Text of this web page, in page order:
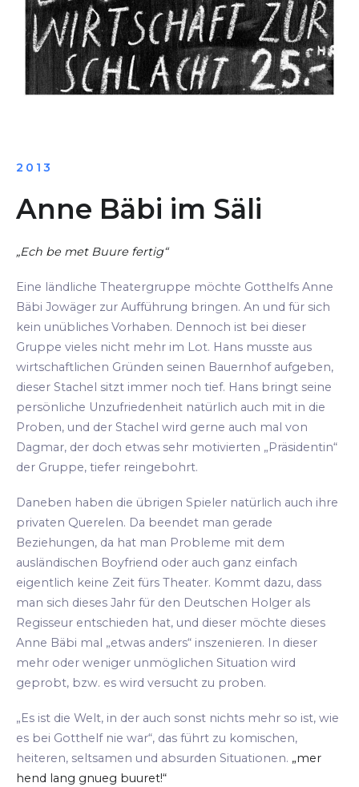
2013
Anne Bäbi im Säli
„Ech be met Buure fertig“
Eine ländliche Theatergruppe möchte Gotthelfs Anne
Bäbi Jowäger zur Aufführung bringen. An und für sich
kein unübliches Vorhaben. Dennoch ist bei dieser
Gruppe vieles nicht mehr im Lot. Hans musste aus
wirtschaftlichen Gründen seinen Bauernhof aufgeben,
dieser Stachel sitzt immer noch tief. Hans bringt seine
persönliche Unzufriedenheit natürlich auch mit in die
Proben, und der Stachel wird gerne auch mal von
Dagmar, der doch etwas sehr motivierten „Präsidentin“
der Gruppe, tiefer reingebohrt.
Daneben haben die übrigen Spieler natürlich auch ihre
privaten Querelen. Da beendet man gerade
Beziehungen, da hat man Probleme mit dem
ausländischen Boyfriend oder auch ganz einfach
eigentlich keine Zeit fürs Theater. Kommt dazu, dass
man sich dieses Jahr für den Deutschen Holger als
Regisseur entschieden hat, und dieser möchte dieses
Anne Bäbi mal „etwas anders“ inszenieren. In dieser
mehr oder weniger unmöglichen Situation wird
geprobt, bzw. es wird versucht zu proben.
„Es ist die Welt, in der auch sonst nichts mehr so ist, wie
es bei Gotthelf nie war“, das führt zu komischen,
heiteren, seltsamen und absurden Situationen. „mer
hend lang gnueg buuret!“